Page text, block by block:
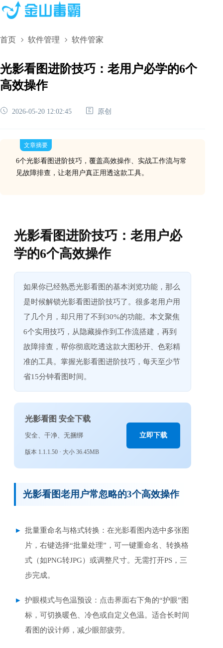
首页 软件管理 软件管家
光影看图进阶技巧：老用户必学的6个
高效操作
2026-05-20 12:02:45 原创
文章摘要
6个光影看图进阶技巧，覆盖高效操作、实战工作流与常
见故障排查，让老用户真正用透这款工具。
光影看图进阶技巧：老用户必
学的6个高效操作
如果你已经熟悉光影看图的基本浏览功能，那么
是时候解锁光影看图进阶技巧了。很多老用户用
了几个月，却只用了不到30%的功能。本文聚焦
6个实用技巧，从隐藏操作到工作流搭建，再到
故障排查，帮你彻底吃透这款大图秒开、色彩精
准的工具。掌握光影看图进阶技巧，每天至少节
省15分钟看图时间。
光影看图 安全下载
安全、干净、无捆绑
版本 1.1.1.50 · 大小 36.45MB
立即下载
光影看图老用户常忽略的3个高效操作
批量重命名与格式转换：在光影看图内选中多张图
片，右键选择“批量处理”，可一键重命名、转换格
式（如PNG转JPG）或调整尺寸。无需打开PS，三
步完成。
护眼模式与色温预设：点击界面右下角的“护眼”图
标，可切换暖色、冷色或自定义色温。适合长时间
看图的设计师，减少眼部疲劳。